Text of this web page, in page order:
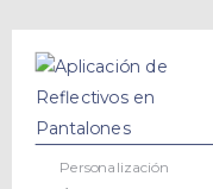
Personalización